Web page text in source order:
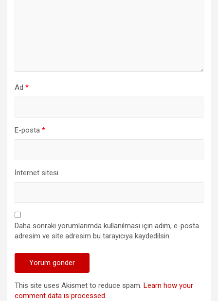
Ad *
E-posta *
İnternet sitesi
Daha sonraki yorumlarımda kullanılması için adım, e-posta
adresim ve site adresim bu tarayıcıya kaydedilsin.
This site uses Akismet to reduce spam. Learn how your
comment data is processed.